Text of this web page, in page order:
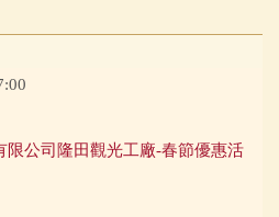
限公司隆田觀光工廠-春節優惠活